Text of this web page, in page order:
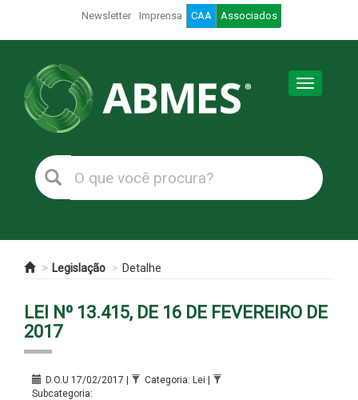
Newsletter Imprensa CAA Associados
Toggle
Legislação Detalhe
LEI Nº 13.415, DE 16 DE FEVEREIRO DE
2017
D.O.U 17/02/2017 |
Categoria: Lei |
Subcategoria: